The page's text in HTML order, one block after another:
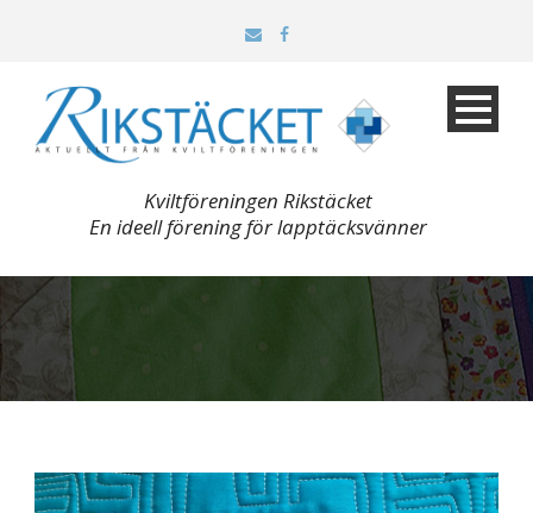
Kviltföreningen Rikstäcket
En ideell förening för lapptäcksvänner